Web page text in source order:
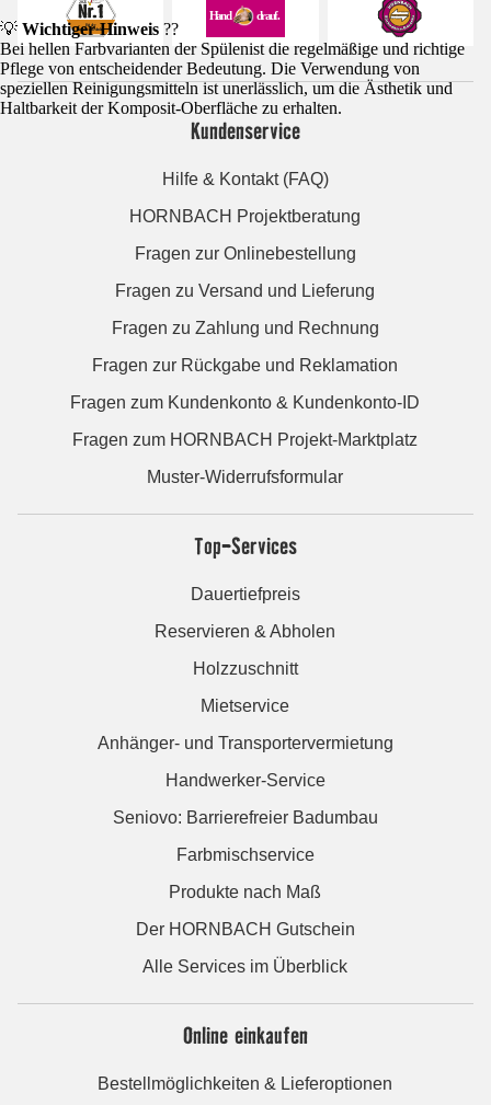
💡 Wichtiger Hinweis ??
Bei hellen Farbvarianten der Spülenist die regelmäßige und richtige
Pflege von entscheidender Bedeutung. Die Verwendung von
speziellen Reinigungsmitteln ist unerlässlich, um die Ästhetik und
Haltbarkeit der Komposit-Oberfläche zu erhalten.
Kundenservice
Hilfe & Kontakt (FAQ)
HORNBACH Projektberatung
Fragen zur Onlinebestellung
Fragen zu Versand und Lieferung
Fragen zu Zahlung und Rechnung
Fragen zur Rückgabe und Reklamation
Fragen zum Kundenkonto & Kundenkonto-ID
Fragen zum HORNBACH Projekt-Marktplatz
Muster-Widerrufsformular
Top-Services
Dauertiefpreis
Reservieren & Abholen
Holzzuschnitt
Mietservice
Anhänger- und Transportervermietung
Handwerker-Service
Seniovo: Barrierefreier Badumbau
Farbmischservice
Produkte nach Maß
Der HORNBACH Gutschein
Alle Services im Überblick
Online einkaufen
Bestellmöglichkeiten & Lieferoptionen